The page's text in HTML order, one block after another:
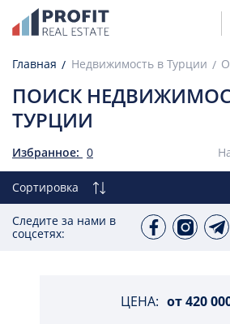
Главная Недвижимость в Турции
ПОИСК
ТУРЦИИ
Избранное: 0
Сортировка
Следите за нами в
соцсетях:
ЦЕНА: от420